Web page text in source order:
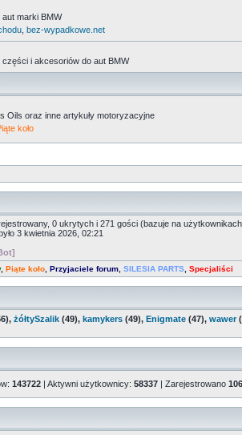
marki BMW
bez-wypadkowe.net
i akcesoriów do aut BMW
Oils oraz inne artykuły motoryzacyjne
koło
0 ukrytych i 271 gości (bazuje na
3 kwietnia 2026, 02:21
, Piąte koło Przyjaciele forum SILESIA PARTS Specjaliści
żółtySzalik (49), kamykers (49), Enigmate (47), wawer
143722 | Aktywni użytkownicy: 58337 | Zarejestrowano